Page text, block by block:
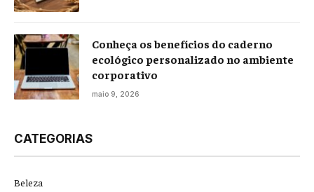
Conheça os benefícios do caderno
ecológico personalizado no ambiente
corporativo
maio 9, 2026
CATEGORIAS
Beleza